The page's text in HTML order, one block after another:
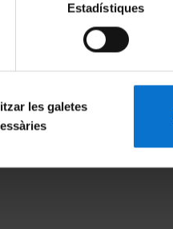
Estadístiques
les galetes